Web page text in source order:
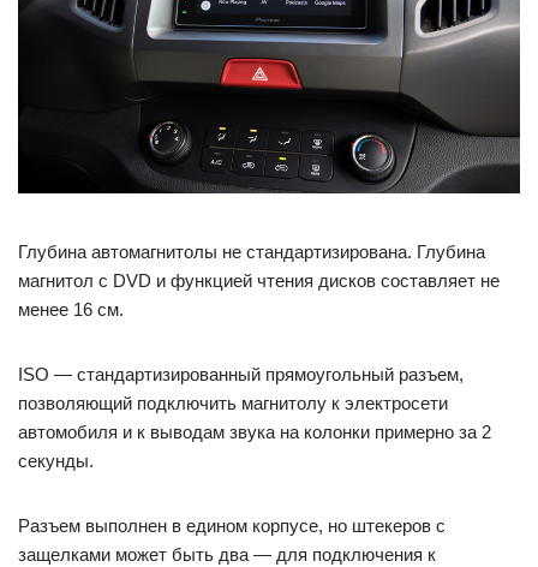
Глубина автомагнитолы не стандартизирована. Глубина
магнитол с DVD и функцией чтения дисков составляет не
менее 16 см.
ISO — стандартизированный прямоугольный разъем,
позволяющий подключить магнитолу к электросети
автомобиля и к выводам звука на колонки примерно за 2
секунды.
Разъем выполнен в едином корпусе, но штекеров с
защелками может быть два — для подключения к